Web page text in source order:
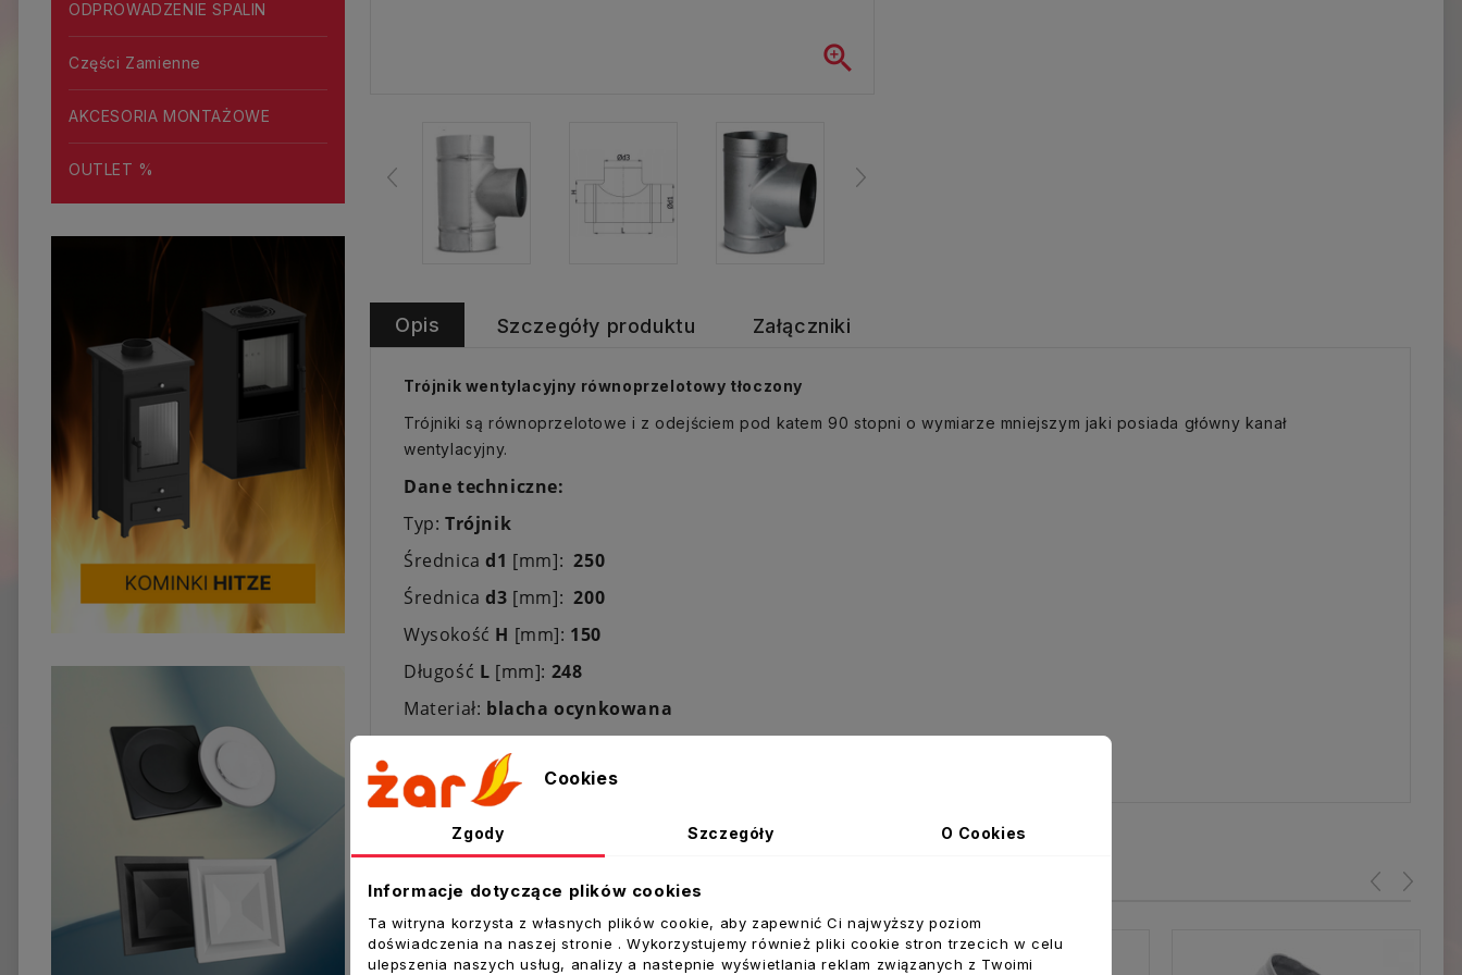
ODPROWADZENIE SPALIN
Części Zamienne
AKCESORIA MONTAŻOWE
OUTLET %

Opis Szczegóły produktu Załączniki
Trójnik wentylacyjny równoprzelotowy tłoczony
Trójniki są równoprzelotowe i z odejściem pod katem 90 stopni o wymiarze mniejszym jaki posiada główny kanał
wentylacyjny.
Dane techniczne:
Typ: Trójnik
Średnicad1 [mm]:250
Średnicad3 [mm]:200
Wysokość H [mm]: 150
Długość L [mm]: 248
Materiał: blacha ocynkowana
Inne produkty w tej kategorii:
Cookies
Zgody Szczegóły O Cookies
Informacje dotyczące plików cookies
Ta witryna korzysta z własnych plików cookie, aby zapewnić Ci najwyższy poziom
doświadczenia na naszej stronie . Wykorzystujemy również pliki cookie stron trzecich w celu
ulepszenia naszych usług, analizy a nastepnie wyświetlania reklam związanych z Twoimi